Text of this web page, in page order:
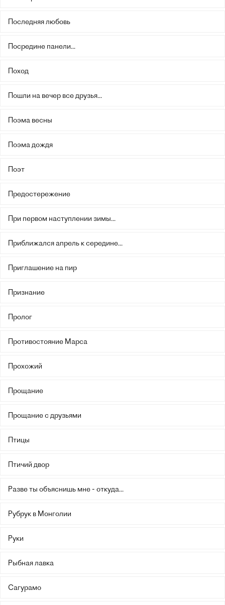
Последняя любовь
Посредине панели...
Поход
Пошли на вечер все друзья...
Поэма весны
Поэма дождя
Поэт
Предостережение
При первом наступлении зимы...
Приближался апрель к середине...
Приглашение на пир
Признание
Пролог
Противостояние Марса
Прохожий
Прощание
Прощание с друзьями
Птицы
Птичий двор
Разве ты объяснишь мне - откуда...
Рубрук в Монголии
Руки
Рыбная лавка
Сагурамо